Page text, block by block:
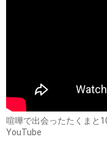
喧嘩で出会ったたくまと
YouTube